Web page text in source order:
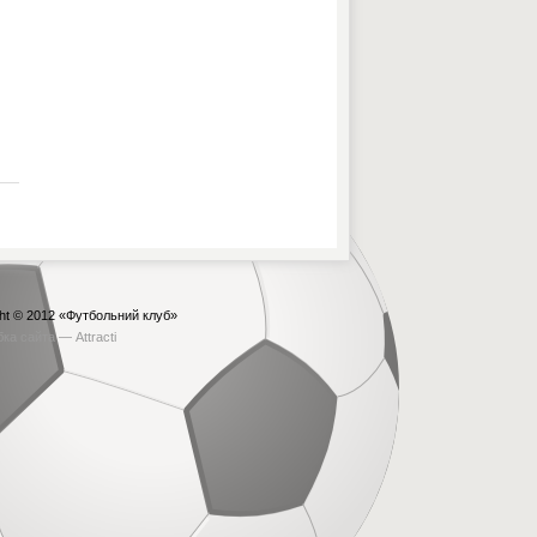
© 2012 «Футбольний клуб»
сайта — Attracti